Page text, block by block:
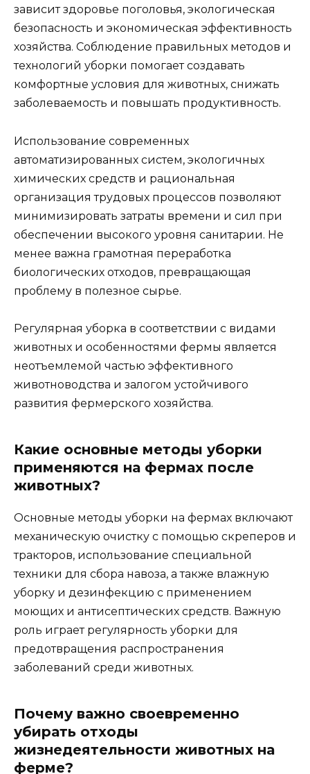
зависит здоровье поголовья, экологическая
безопасность и экономическая эффективность
хозяйства. Соблюдение правильных методов и
технологий уборки помогает создавать
комфортные условия для животных, снижать
заболеваемость и повышать продуктивность.
Использование современных
автоматизированных систем, экологичных
химических средств и рациональная
организация трудовых процессов позволяют
минимизировать затраты времени и сил при
обеспечении высокого уровня санитарии. Не
менее важна грамотная переработка
биологических отходов, превращающая
проблему в полезное сырье.
Регулярная уборка в соответствии с видами
животных и особенностями фермы является
неотъемлемой частью эффективного
животноводства и залогом устойчивого
развития фермерского хозяйства.
Какие основные методы уборки
применяются на фермах после
животных?
Основные методы уборки на фермах включают
механическую очистку с помощью скреперов и
тракторов, использование специальной
техники для сбора навоза, а также влажную
уборку и дезинфекцию с применением
моющих и антисептических средств. Важную
роль играет регулярность уборки для
предотвращения распространения
заболеваний среди животных.
Почему важно своевременно
убирать отходы
жизнедеятельности животных на
ферме?